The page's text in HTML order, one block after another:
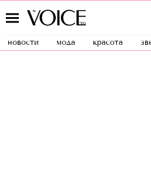
новости мода красота